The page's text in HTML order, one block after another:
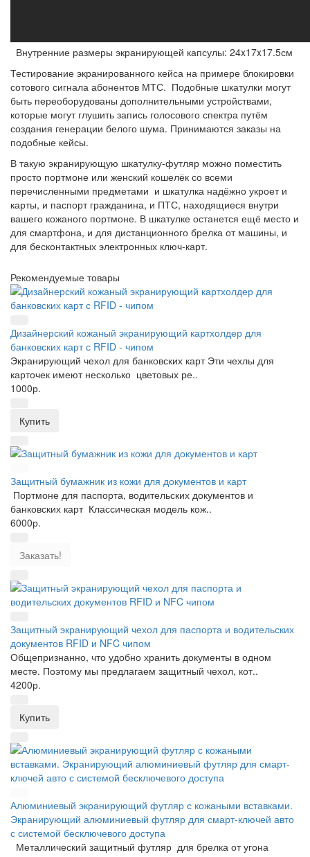
Внутренние размеры экранирующей капсулы: 24x17x17.5см
Тестирование экранированного кейса на примере блокировки
сотового сигнала абонентов МТС. Подобные шкатулки могут
быть переоборудованы дополнительными устройствами,
которые могут глушить запись голосового спектра путём
создания генерации белого шума. Принимаются заказы на
подобные кейсы.
В такую экранирующую шкатулку-футляр можно поместить
просто портмоне или женский кошелёк со всеми
перечисленными предметами и шкатулка надёжно укроет и
карты, и паспорт гражданина, и ПТС, находящиеся внутри
вашего кожаного портмоне. В шкатулке останется ещё место и
для смартфона, и для дистанционного брелка от машины, и
для бесконтактных электронных ключ-карт.
Рекомендуемые товары
Дизайнерский кожаный экранирующий картхолдер для
банковских карт с RFID - чипом
Экранирующий чехол для банковских карт Эти чехлы для
карточек имеют несколько цветовых ре..
1000р.
Купить
Защитный бумажник из кожи для документов и карт
Портмоне для паспорта, водительских документов и
банковских карт Классическая модель кож..
6000р.
Заказать!
Защитный экранирующий чехол для паспорта и водительских
документов RFID и NFC чипом
Общепризнанно, что удобно хранить документы в одном
месте. Поэтому мы предлагаем защитный чехол, кот..
4200р.
Купить
Алюминиевый экранирующий футляр с кожаными вставками.
Экранирующий алюминиевый футляр для смарт-ключей авто
с системой бесключевого доступа
Металлический защитный футляр для брелка от угона